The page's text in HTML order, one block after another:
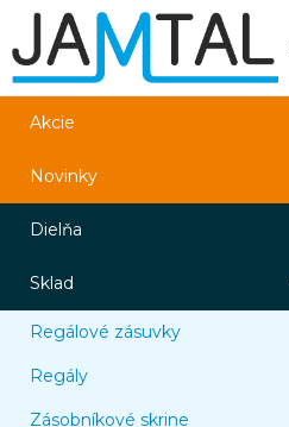
Akcie
Novinky
Dielňa
Sklad
Regálové zásuvky
Regály
Zásobníkové skrine